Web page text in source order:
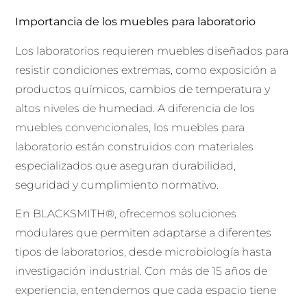
Importancia de los muebles para laboratorio
Los laboratorios requieren muebles diseñados para
resistir condiciones extremas, como exposición a
productos químicos, cambios de temperatura y
altos niveles de humedad. A diferencia de los
muebles convencionales, los muebles para
laboratorio están construidos con materiales
especializados que aseguran durabilidad,
seguridad y cumplimiento normativo.
En BLACKSMITH®, ofrecemos soluciones
modulares que permiten adaptarse a diferentes
tipos de laboratorios, desde microbiología hasta
investigación industrial. Con más de 15 años de
experiencia, entendemos que cada espacio tiene